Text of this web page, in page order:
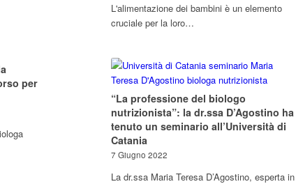
L'alimentazione dei bambini è un elemento
cruciale per la loro…
per
“La professione del biologo
nutrizionista”: la dr.ssa D’Agostino ha
tenuto un seminario all’Università di
Catania
7 Giugno 2022
La dr.ssa Maria Teresa D’Agostino, esperta in